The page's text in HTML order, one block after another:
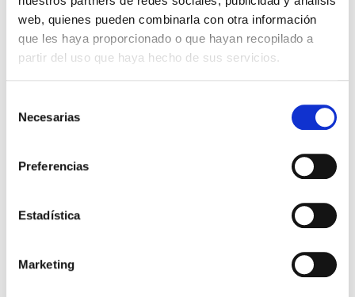
web, quienes pueden combinarla con otra información
que les haya proporcionado o que hayan recopilado a
partir del uso que haya hecho de sus servicios.
Necesarias
Preferencias
Estadística
Marketing
QUIERO SER MAMÁ
Preservación de óvulos:
todavía…